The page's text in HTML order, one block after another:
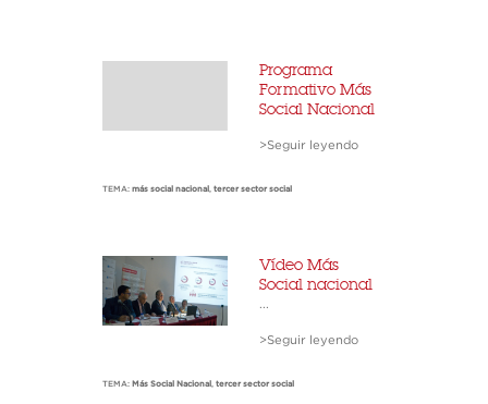
Programa
Formativo Más
Social Nacional
>Seguir leyendo
TEMA: más social nacional , tercer sector social
Vídeo Más
Social nacional
>Seguir leyendo
TEMA: Más Social Nacional , tercer sector social